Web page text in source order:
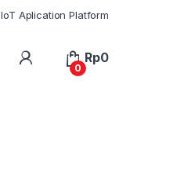
IoT Aplication Platform
My Account
0
Rp0